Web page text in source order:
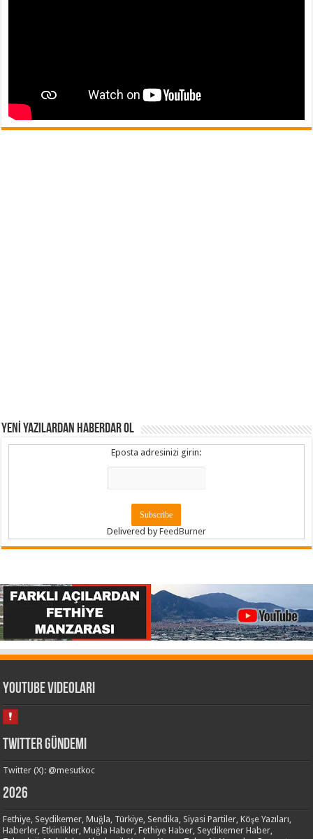
YENİ YAZILARDAN HABERDAR OL
Eposta adresinizi girin:
Delivered byFeedBurner
Youtube Videoları
Twitter Gündemi
Twitter (X): @mesutkoc
2026
Fethiye, Seydikemer, Muğla, Türkiye, Sendika, Siyasi Partiler, Köşe Yazıları,
Haberler, Etkinlikler, Muğla Haber, Fethiye Haber, Seydikemer Haber,